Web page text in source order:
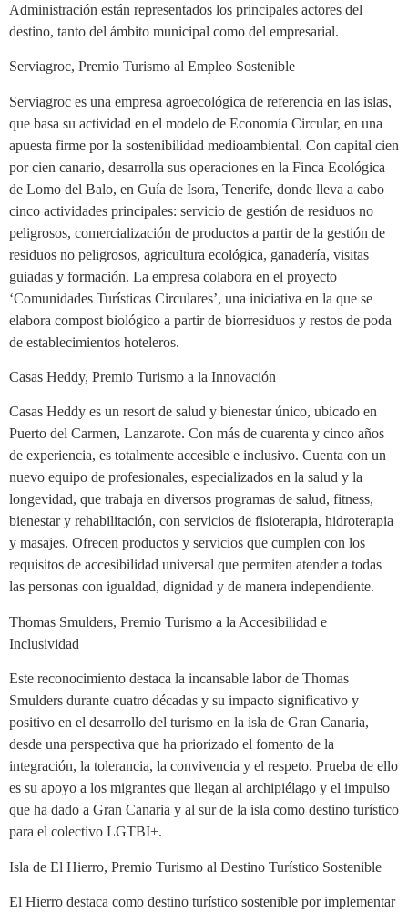
Administración están representados los principales actores del
destino, tanto del ámbito municipal como del empresarial.
Serviagroc, Premio Turismo al Empleo Sostenible
Serviagroc es una empresa agroecológica de referencia en las islas,
que basa su actividad en el modelo de Economía Circular, en una
apuesta firme por la sostenibilidad medioambiental. Con capital cien
por cien canario, desarrolla sus operaciones en la Finca Ecológica
de Lomo del Balo, en Guía de Isora, Tenerife, donde lleva a cabo
cinco actividades principales: servicio de gestión de residuos no
peligrosos, comercialización de productos a partir de la gestión de
residuos no peligrosos, agricultura ecológica, ganadería, visitas
guiadas y formación. La empresa colabora en el proyecto
‘Comunidades Turísticas Circulares’, una iniciativa en la que se
elabora compost biológico a partir de biorresiduos y restos de poda
de establecimientos hoteleros.
Casas Heddy, Premio Turismo a la Innovación
Casas Heddy es un resort de salud y bienestar único, ubicado en
Puerto del Carmen, Lanzarote. Con más de cuarenta y cinco años
de experiencia, es totalmente accesible e inclusivo. Cuenta con un
nuevo equipo de profesionales, especializados en la salud y la
longevidad, que trabaja en diversos programas de salud, fitness,
bienestar y rehabilitación, con servicios de fisioterapia, hidroterapia
y masajes. Ofrecen productos y servicios que cumplen con los
requisitos de accesibilidad universal que permiten atender a todas
las personas con igualdad, dignidad y de manera independiente.
Thomas Smulders, Premio Turismo a la Accesibilidad e
Inclusividad
Este reconocimiento destaca la incansable labor de Thomas
Smulders durante cuatro décadas y su impacto significativo y
positivo en el desarrollo del turismo en la isla de Gran Canaria,
desde una perspectiva que ha priorizado el fomento de la
integración, la tolerancia, la convivencia y el respeto. Prueba de ello
es su apoyo a los migrantes que llegan al archipiélago y el impulso
que ha dado a Gran Canaria y al sur de la isla como destino turístico
para el colectivo LGTBI+.
Isla de El Hierro, Premio Turismo al Destino Turístico Sostenible
El Hierro destaca como destino turístico sostenible por implementar